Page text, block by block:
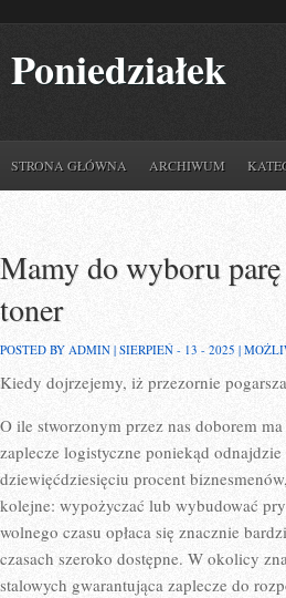
Poniedziałek
STRONA GŁÓWNA ARCHIWUM
Mamy do wyboru
toner
POSTED BY ADMIN | SIERPIEŃ - 13 - 2025 |
Kiedy dojrzejemy, iż przezornie
O ile stworzonym przez nas doborem
zaplecze logistyczne poniekąd
dziewięćdziesięciu procent
kolejne: wypożyczać lub wybudować
wolnego czasu opłaca się znacznie
czasach szeroko dostępne. W okolicy
stalowych gwarantująca zaplecze do